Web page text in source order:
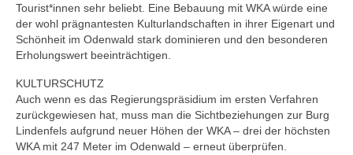
Tourist*innen sehr beliebt. Eine Bebauung mit WKA würde eine
der wohl prägnantesten Kulturlandschaften in ihrer Eigenart und
Schönheit im Odenwald stark dominieren und den besonderen
Erholungswert beeinträchtigen.
KULTURSCHUTZ
Auch wenn es das Regierungspräsidium im ersten Verfahren
zurückgewiesen hat, muss man die Sichtbeziehungen zur Burg
Lindenfels aufgrund neuer Höhen der WKA – drei der höchsten
WKA mit 247 Meter im Odenwald – erneut überprüfen.